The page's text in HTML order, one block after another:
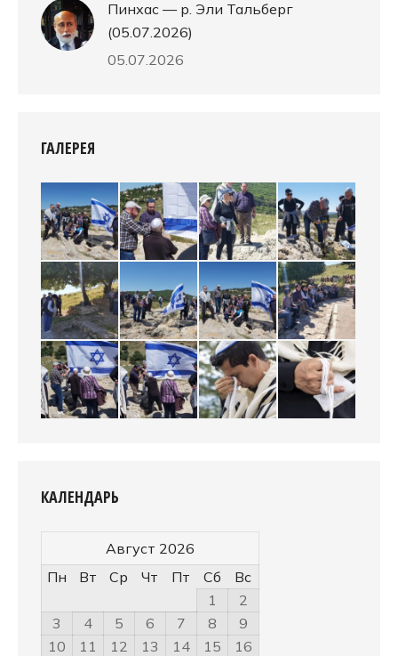
Пинхас — р. Эли Тальберг
(05.07.2026)
05.07.2026
ГАЛЕРЕЯ
КАЛЕНДАРЬ
Август 2026
Пн
Вт Ср Чт Пт Сб
Вс
1
2
3
4 5 6 7 8
9
10
11 12 13 14 15
16